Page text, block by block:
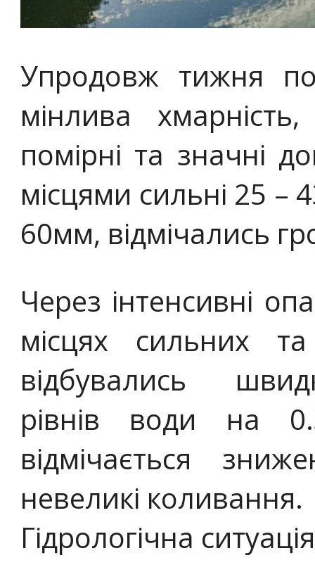
Упродовж тижня по
мінлива
помірні та значні
місцями сильні 25 –
60мм, відмічались
Через інтенсивні
місцях сильних
відбувались
рівнів води на
відмічається
невеликі коливання.
Гідрологічна